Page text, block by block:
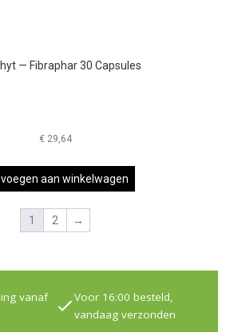
— Fibraphar 30 Capsules
€29,64
aan winkelwagen
1 2 →
vanaf
Voor 16:00 besteld,
vandaag verzonden